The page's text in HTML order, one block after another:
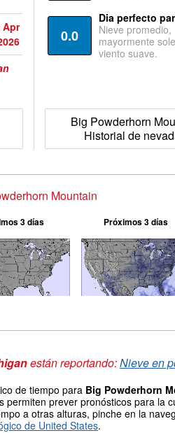
Apr
0.0
Dia perfecto
Nieve promedio,
mayormente
viento suave.
Big Powderhorn
Historial de
Mountain
3 días Próximos 3 días
están reportando:Nieve en
de tiempo para Big Powderhorn
permiten prever pronósticos para la
a otras alturas, pinche en la
de United States.